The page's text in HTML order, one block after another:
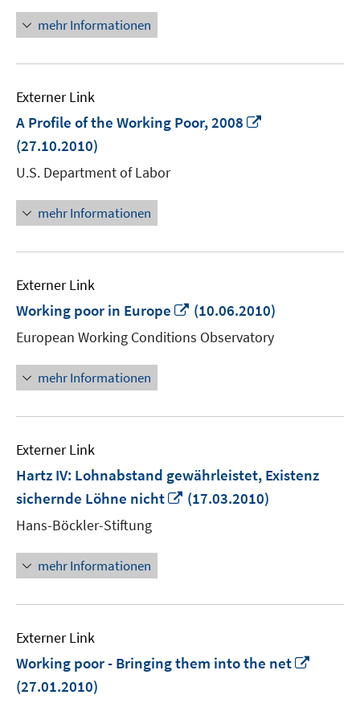
mehr Informationen
Externer Link
A Profile of the Working Poor, 2008
(27.10.2010)
U.S. Department of Labor
mehr Informationen
Externer Link
Working poor in Europe
In
neuem
Fenster
(10.06.2010)
European Working Conditions Observatory
mehr Informationen
Externer Link
Hartz IV: Lohnabstand gewährleistet, Existenz
sichernde Löhne nicht
In
(17.03.2010)
Hans-Böckler-Stiftung
mehr Informationen
Externer Link
Working poor - Bringing them into the net
(27.01.2010)